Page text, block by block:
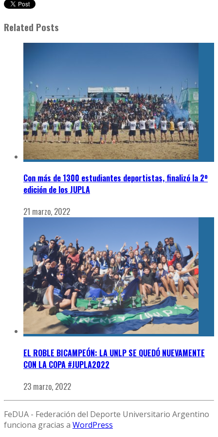
Related Posts
Con más de 1300 estudiantes deportistas, finalizó la 2º
edición de los JUPLA
21 marzo, 2022
EL ROBLE BICAMPEÓN: LA UNLP SE QUEDÓ NUEVAMENTE
CON LA COPA #JUPLA2022
23 marzo, 2022
FeDUA - Federación del Deporte Universitario Argentino
funciona gracias a WordPress